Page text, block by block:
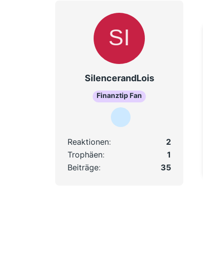
SilencerandLois
Finanztip Fan
Reaktionen
2
Trophäen
1
Beiträge
35